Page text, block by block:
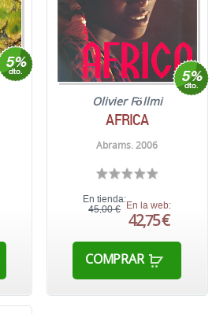
Olivier Föllmi
AFRICA
Abrams. 2006
En tienda:
45,00 €
En la web:
42,75 €
COMPRAR